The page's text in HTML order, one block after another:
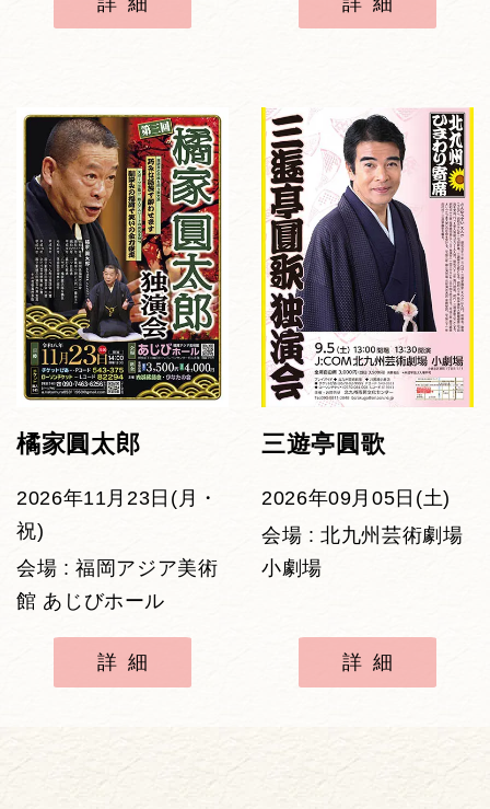
橘家圓太郎
2026年11月23日(月・
祝)
会場 : 福岡アジア美術
館 あじびホール
詳細
三遊亭圓歌
2026年09月05日(土)
会場 : 北九州芸術劇場
小劇場
詳細